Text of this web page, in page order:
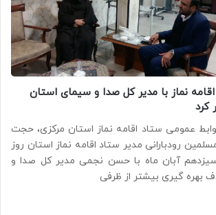
نماز با مدیر کل صدا و سیمای استان
کرد
عمومی ستاد اقامه نماز استان مرکزی، حجت
رودبارانی مدیر ستاد اقامه نماز استان روز
آبان ماه با حسن نجمی مدیر کل صدا و
بهره گیری بیشتر از ظرفی